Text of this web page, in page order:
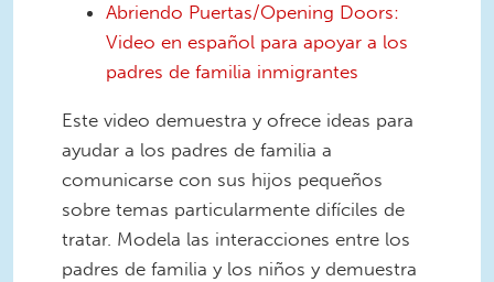
Abriendo Puertas/Opening Doors:
Video en español para apoyar a los
padres de familia inmigrantes
Este video demuestra y ofrece ideas para
ayudar a los padres de familia a
comunicarse con sus hijos pequeños
sobre temas particularmente difíciles de
tratar. Modela las interacciones entre los
padres de familia y los niños y demuestra